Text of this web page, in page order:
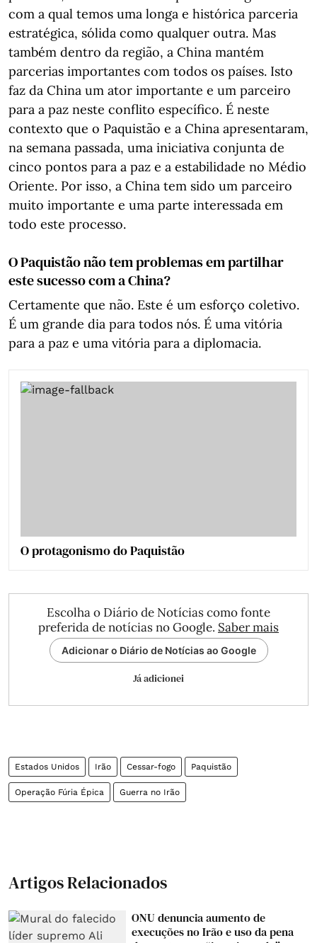
com a qual temos uma longa e histórica parceria
estratégica, sólida como qualquer outra. Mas
também dentro da região, a China mantém
parcerias importantes com todos os países. Isto
faz da China um ator importante e um parceiro
para a paz neste conflito específico. É neste
contexto que o Paquistão e a China apresentaram,
na semana passada, uma iniciativa conjunta de
cinco pontos para a paz e a estabilidade no Médio
Oriente. Por isso, a China tem sido um parceiro
muito importante e uma parte interessada em
todo este processo.
O Paquistão não tem problemas em partilhar
este sucesso com a China?
Certamente que não. Este é um esforço coletivo.
É um grande dia para todos nós. É uma vitória
para a paz e uma vitória para a diplomacia.
O protagonismo do Paquistão
Escolha o Diário de Notícias como fonte
preferida de notícias no Google. Saber mais
Adicionar o Diário de Notícias ao Google
Já adicionei
Estados Unidos Irão Cessar-fogo Paquistão
Operação Fúria Épica Guerra no Irão
Artigos Relacionados
ONU denuncia aumento de
execuções no Irão e uso da pena